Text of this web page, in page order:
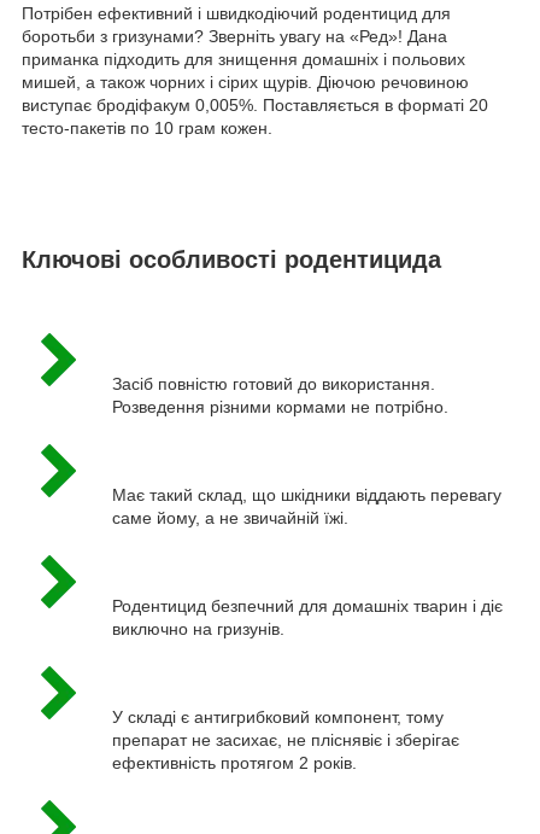
Потрібен ефективний і швидкодіючий родентицид для
боротьби з гризунами? Зверніть увагу на «Ред»! Дана
приманка підходить для знищення домашніх і польових
мишей, а також чорних і сірих щурів. Діючою речовиною
виступає бродіфакум 0,005%. Поставляється в форматі 20
тесто-пакетів по 10 грам кожен.
Ключові особливості родентицида
Засіб повністю готовий до використання.
Розведення різними кормами не потрібно.
Має такий склад, що шкідники віддають перевагу
саме йому, а не звичайній їжі.
Родентицид безпечний для домашніх тварин і діє
виключно на гризунів.
У складі є антигрибковий компонент, тому
препарат не засихає, не пліснявіє і зберігає
ефективність протягом 2 років.